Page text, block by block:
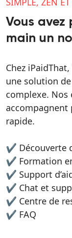
Vous
main un
Chez
une solution
complexe. Nos
rapide.
✔️ ️Découverte
✔️ Formation
✔️ Support
✔️ Chat et
✔️ Centre de
✔️ FAQ